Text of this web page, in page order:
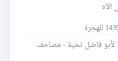
لأبو فاضل تحية - مصاحف